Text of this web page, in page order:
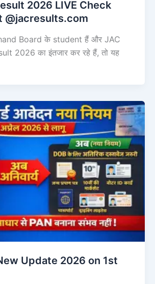
2026 LIVE Check
@jacresults.com
Board के student हैं और JAC
2026 का इंतजार कर रहे हैं, तो यह
Update 2026 on 1st